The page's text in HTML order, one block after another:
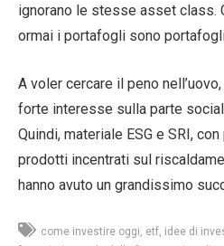
ignorano le stesse asset class.
ormai i portafogli sono
A voler cercare il peno
forte interesse sulla parte
Quindi, materiale ESG e SRI,
prodotti incentrati sul
hanno avuto un grandissimo
come investire oggi etf idee di